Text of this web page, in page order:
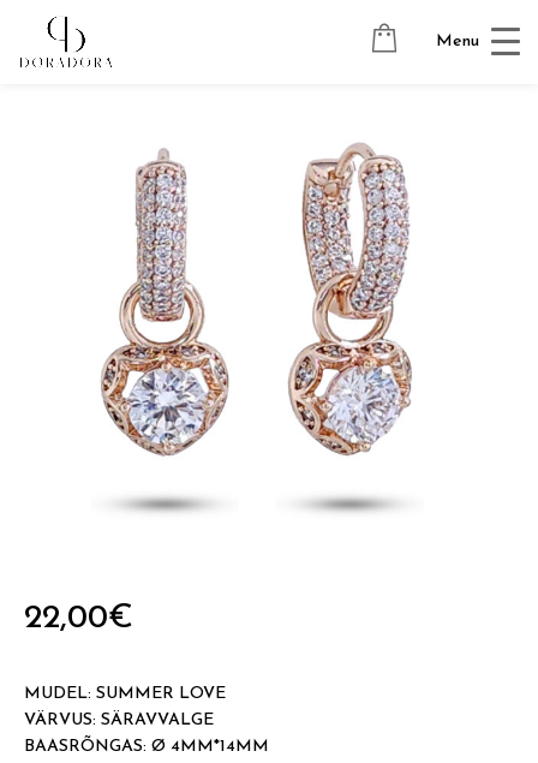
Menu
Avaleht Ripatsitega kõrvarõngad
→
SUMMER LOVE
22,00€
MUDEL: SUMMER LOVE
VÄRVUS: SÄRAVVALGE
BAASRÕNGAS: Ø 4MM*14MM